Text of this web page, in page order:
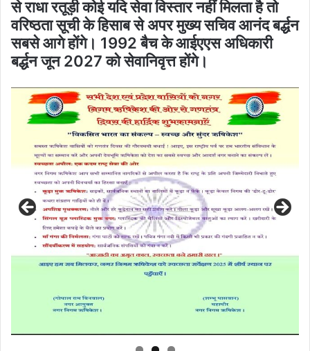
से राधा रतूड़ी कोई यदि सेवा विस्तार नहीं मिलता है तो
वरिष्ठता सूची के हिसाब से अपर मुख्य सचिव आनंद बर्द्धन
सबसे आगे होंगे। 1992 बैच के आईएएस अधिकारी
बर्द्धन जून 2027 को सेवानिवृत्त होंगे।